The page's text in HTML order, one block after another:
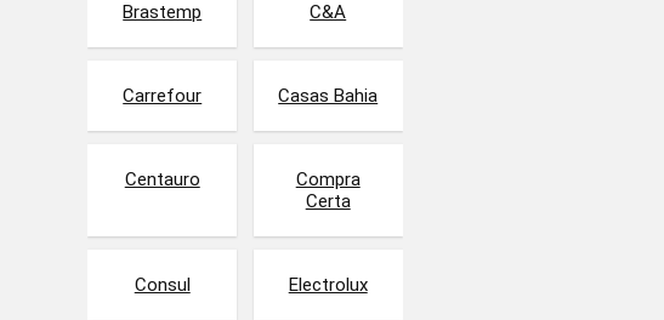
Brastemp C&A
Carrefour Casas Bahia
Centauro
Compra
Certa
Consul Electrolux